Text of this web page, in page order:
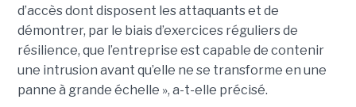
d’accès dont disposent les attaquants et de
démontrer, par le biais d’exercices réguliers de
résilience, que l’entreprise est capable de contenir
une intrusion avant qu’elle ne se transforme en une
panne à grande échelle », a-t-elle précisé.